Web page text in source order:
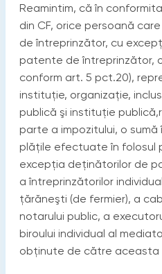
Reamintim, că în
din CF, orice persoană
de întreprinzător, cu
patente de întreprinzător,
conform art. 5 pct.20),
instituție, organizație,
publică şi instituție
parte a impozitului, o sumă
plățile efectuate în folosul
excepția deținătorilor de
a întreprinzătorilor
țărăneşti (de fermier), a
notarului public, a
biroului individual al
obținute de către aceasta